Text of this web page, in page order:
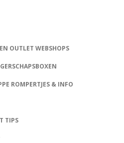
OUTLET WEBSHOPS
ROMPERTJES & INFO
TIPS